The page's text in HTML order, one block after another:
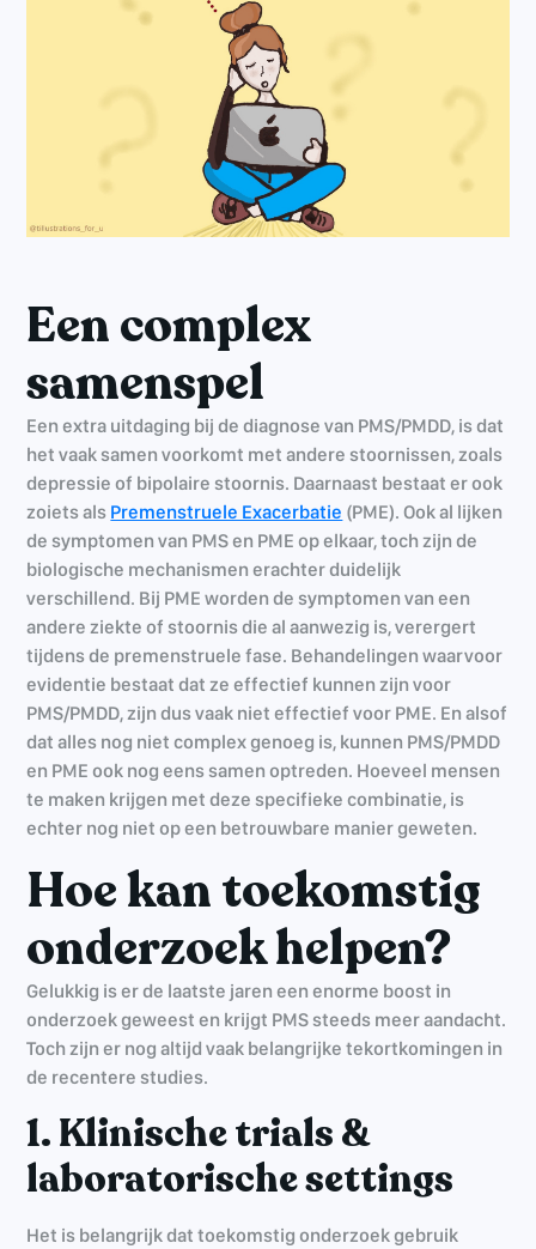
Een complex
samenspel
Een extra uitdaging bij de diagnose van PMS/PMDD, is dat
het vaak samen voorkomt met andere stoornissen, zoals
depressie of bipolaire stoornis. Daarnaast bestaat er ook
zoiets als Premenstruele Exacerbatie (PME). Ook al lijken
de symptomen van PMS en PME op elkaar, toch zijn de
biologische mechanismen erachter duidelijk
verschillend. Bij PME worden de symptomen van een
andere ziekte of stoornis die al aanwezig is, verergert
tijdens de premenstruele fase. Behandelingen waarvoor
evidentie bestaat dat ze effectief kunnen zijn voor
PMS/PMDD, zijn dus vaak niet effectief voor PME. En alsof
dat alles nog niet complex genoeg is, kunnen PMS/PMDD
en PME ook nog eens samen optreden. Hoeveel mensen
te maken krijgen met deze specifieke combinatie, is
echter nog niet op een betrouwbare manier geweten.
Hoe kan toekomstig
onderzoek helpen?
Gelukkig is er de laatste jaren een enorme boost in
onderzoek geweest en krijgt PMS steeds meer aandacht.
Toch zijn er nog altijd vaak belangrijke tekortkomingen in
de recentere studies.
1. Klinische trials &
laboratorische settings
Het is belangrijk dat toekomstig onderzoek gebruik